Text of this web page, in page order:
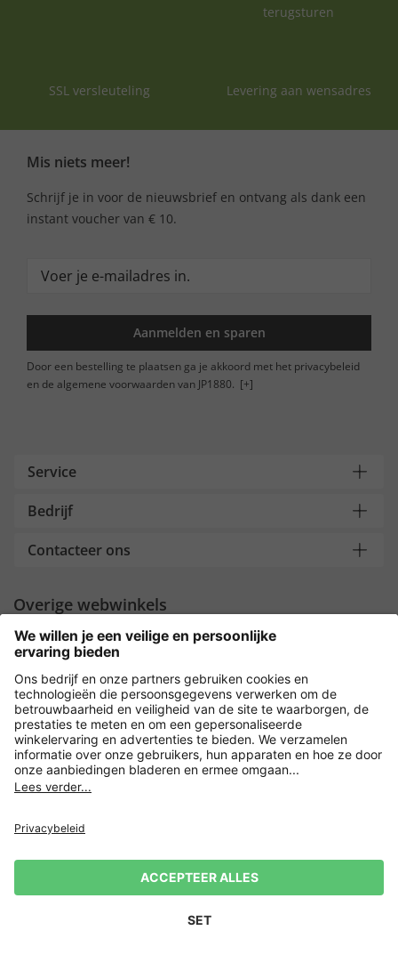
terugsturen
SSL versleuteling Levering aan wensadres
Mis niets meer!
Schrijf je in voor de nieuwsbrief en ontvang als dank een
instant voucher van € 10.
Aanmelden en sparen
Door een bestelling te plaatsen ga je akkoord met het privacybeleid
en de algemene voorwaarden van JP1880. [+]
Service
Bedrijf
Contacteer ons
Overige webwinkels
Nederland
Payment and Delivery
Versleuteling met
Verkoopvoorwaarden
Leveringsvoorwaarden